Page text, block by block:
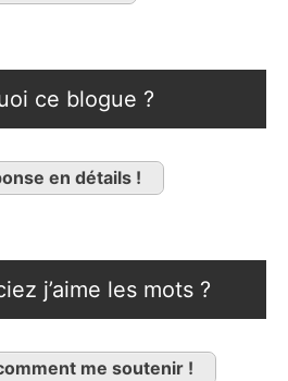
ce blogue ?
en détails !
j’aime les mots ?
me soutenir !